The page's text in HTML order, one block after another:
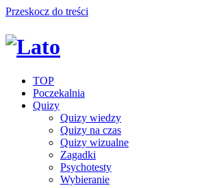
Przeskocz do treści
TOP
Poczekalnia
Quizy
Quizy wiedzy
Quizy na czas
Quizy wizualne
Zagadki
Psychotesty
Wybieranie